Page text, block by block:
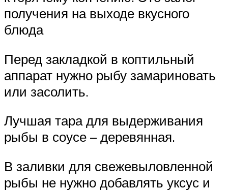
получения на выходе вкусного
блюда
Перед закладкой в коптильный
аппарат нужно рыбу замариновать
или засолить.
Лучшая тара для выдерживания
рыбы в соусе – деревянная.
В заливки для свежевыловленной
рыбы не нужно добавлять уксус и